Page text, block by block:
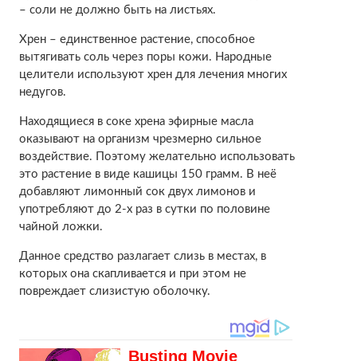
– соли не должно быть на листьях.
Хрен – единственное растение, способное
вытягивать соль через поры кожи. Народные
целители используют хрен для лечения многих
недугов.
Находящиеся в соке хрена эфирные масла
оказывают на организм чрезмерно сильное
воздействие. Поэтому желательно использовать
это растение в виде кашицы 150 грамм. В неё
добавляют лимонный сок двух лимонов и
употребляют до 2-х раз в сутки по половине
чайной ложки.
Данное средство разлагает слизь в местах, в
которых она скапливается и при этом не
повреждает слизистую оболочку.